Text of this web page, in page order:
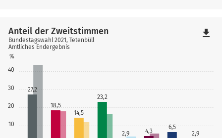
10
20
30
40
%
27,2
18,5
14,5
23,2
2,9 4,3
6,5
2,9
Anteil der Zweitstimmen
Bundestagswahl 2021, Tetenbüll
Amtliches Endergebnis
file_download